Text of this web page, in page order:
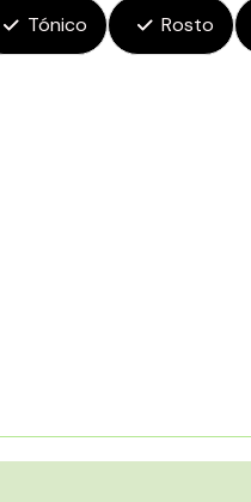
Tónico Rosto